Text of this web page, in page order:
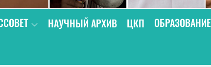
НАУЧНЫЙ АРХИВ ЦКП ОБРАЗОВАНИЕ